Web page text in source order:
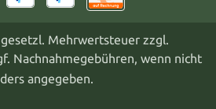
Mehrwertsteuer zzgl.
Nachnahmegebühren, wenn nicht
angegeben.